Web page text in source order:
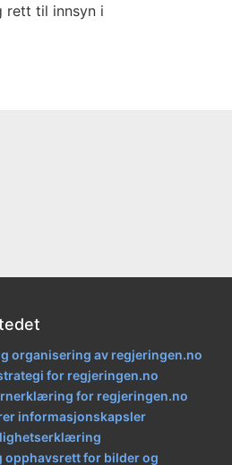
rett til innsyn i
organisering av regjeringen.no
for regjeringen.no
for regjeringen.no
informasjonskapsler
opphavsrett for bilder og